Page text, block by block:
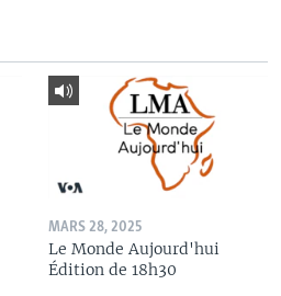
MARS 28, 2025
Le Monde Aujourd'hui
Édition de 18h30